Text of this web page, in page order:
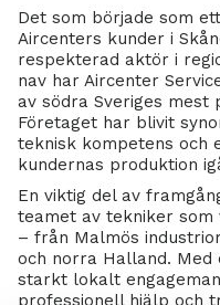
Det som började som
Aircenters kunder i
respekterad aktör i
nav har Aircenter
av södra Sveriges
Företaget har blivit
teknisk kompetens och
kundernas produktion
En viktig del av
teamet av tekniker som
– från Malmös
och norra Halland. Med
starkt lokalt
professionell hjälp och